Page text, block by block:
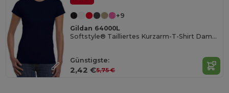
+9
Gildan 64000L
Softstyle® Tailliertes Kurzarm-T-Shirt Damen
Günstigste:
2,42 €5,75 €